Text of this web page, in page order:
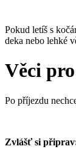
Pokud letíš s
deka nebo lehké
Věci
Po příjezdu
Zvlášť si